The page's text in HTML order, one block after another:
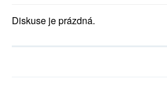
Diskuse je prázdná.